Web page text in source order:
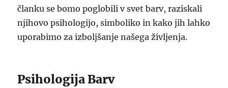
članku se bomo poglobili v svet barv, raziskali
njihovo psihologijo, simboliko in kako jih lahko
uporabimo za izboljšanje našega življenja.
Psihologija Barv